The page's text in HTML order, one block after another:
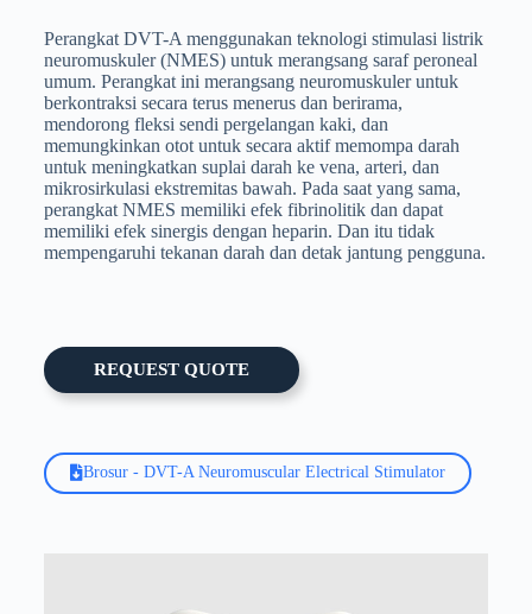
Perangkat DVT-A menggunakan teknologi stimulasi listrik
neuromuskuler (NMES) untuk merangsang saraf peroneal
umum. Perangkat ini merangsang neuromuskuler untuk
berkontraksi secara terus menerus dan berirama,
mendorong fleksi sendi pergelangan kaki, dan
memungkinkan otot untuk secara aktif memompa darah
untuk meningkatkan suplai darah ke vena, arteri, dan
mikrosirkulasi ekstremitas bawah. Pada saat yang sama,
perangkat NMES memiliki efek fibrinolitik dan dapat
memiliki efek sinergis dengan heparin. Dan itu tidak
mempengaruhi tekanan darah dan detak jantung pengguna.
REQUEST QUOTE
Brosur - DVT-A Neuromuscular Electrical Stimulator